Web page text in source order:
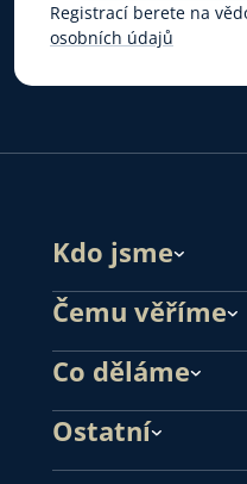
Registrací berete na
osobních údajů
Kdo jsme
Čemu věříme
Co děláme
Ostatní